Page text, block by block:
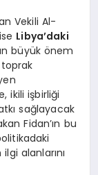
Vekili Al-
Libya’daki
büyük önem
toprak
ikili işbirliği
sağlayacak
Fidan’ın bu
alanlarını